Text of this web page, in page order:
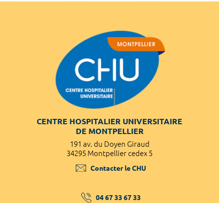
CENTRE HOSPITALIER UNIVERSITAIRE
DE MONTPELLIER
191 av. du Doyen Giraud
34295 Montpellier cedex 5
Contacter le CHU
04 67 33 67 33